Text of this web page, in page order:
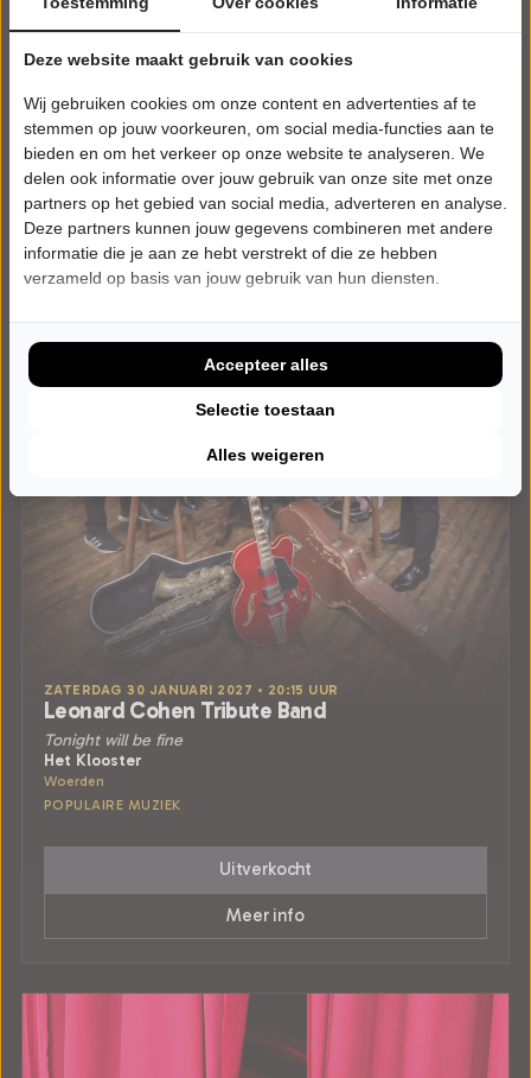
Meer info
ZATERDAG 30 JANUARI 2027 • 20:15 UUR
Leonard Cohen Tribute Band
Tonight will be fine
Het Klooster
Woerden
POPULAIRE MUZIEK
Uitverkocht
Meer info
Deze website maakt gebruik van cookies
Wij gebruiken cookies om onze content en advertenties af te
stemmen op jouw voorkeuren, om social media-functies aan te
bieden en om het verkeer op onze website te analyseren. We
delen ook informatie over jouw gebruik van onze site met onze
partners op het gebied van social media, adverteren en analyse.
Deze partners kunnen jouw gegevens combineren met andere
informatie die je aan ze hebt verstrekt of die ze hebben
verzameld op basis van jouw gebruik van hun diensten.
Alles weigeren
Selectie toestaan
Accepteer alles